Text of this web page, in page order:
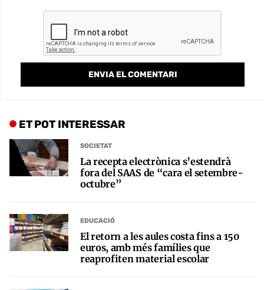
ET POT INTERESSAR
SOCIETAT
La recepta electrònica s’estendrà
fora del SAAS de “cara el setembre-
octubre”
EDUCACIÓ
El retorn a les aules costa fins a 150
euros, amb més famílies que
reaprofiten material escolar